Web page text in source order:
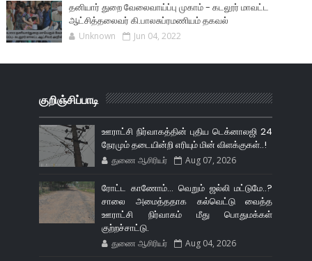
தனியார் துறை வேலைவாய்ப்பு முகாம் - கடலூர் மாவட்ட
ஆட்சித்தலைவர் கி.பாலசுப்ரமணியம் தகவல்
Unknown Jun 04, 2022
குறிஞ்சிப்பாடி
ஊராட்சி நிர்வாகத்தின் புதிய டெக்னாலஜி 24
நேரமும் தடையின்றி எரியும் மின் விளக்குகள்..!
துணை ஆசிரியர் Aug 07, 2026
ரோட்ட காணோம்... வெறும் ஜல்லி மட்டுமே..?
சாலை அமைத்ததாக கல்வெட்டு வைத்த
ஊராட்சி நிர்வாகம் மீது பொதுமக்கள்
குற்றச்சாட்டு.
துணை ஆசிரியர் Aug 04, 2026